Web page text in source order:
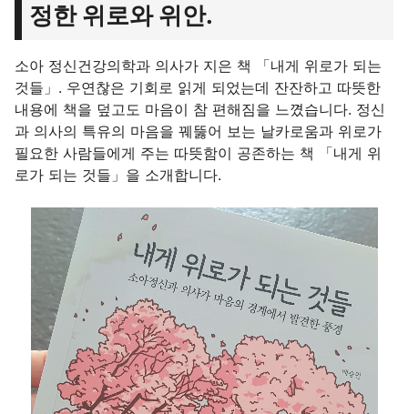
정한 위로와 위안.
소아 정신건강의학과 의사가 지은 책 「내게 위로가 되는
것들」. 우연찮은 기회로 읽게 되었는데 잔잔하고 따뜻한
내용에 책을 덮고도 마음이 참 편해짐을 느꼈습니다. 정신
과 의사의 특유의 마음을 꿰뚫어 보는 날카로움과 위로가
필요한 사람들에게 주는 따뜻함이 공존하는 책 「내게 위
로가 되는 것들」을 소개합니다.